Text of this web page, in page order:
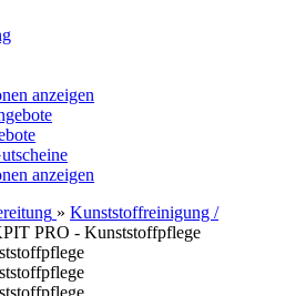
anzeigen
anzeigen
» Kunststoffreinigung /
PRO - Kunststoffpflege